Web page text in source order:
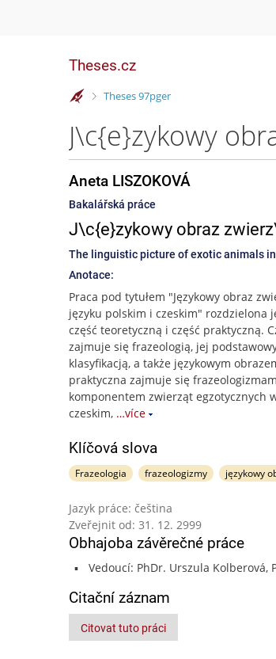
Theses.cz
>
Theses 97pger
Aneta LISZOKOVÁ
Bakalářská práce
J\c{e}zykowy obraz
The linguistic picture of exotic animals
Anotace:
Praca pod tytułem "Językowy obraz
języku polskim i czeskim" rozdzielona
część teoretyczną i część praktyczną.
zajmuje się frazeologią, jej
klasyfikacją, a także językowym
praktyczna zajmuje się
komponentem zwierząt egzotycznych
czeskim, …více
Klíčová slova
Frazeologia frazeologizmy językowy
Jazyk práce: čeština
Zveřejnit od: 31. 12. 2999
Obhajoba závěrečné práce
Vedoucí: PhDr. Urszula Kolberová,
Citační záznam
Citovat tuto práci